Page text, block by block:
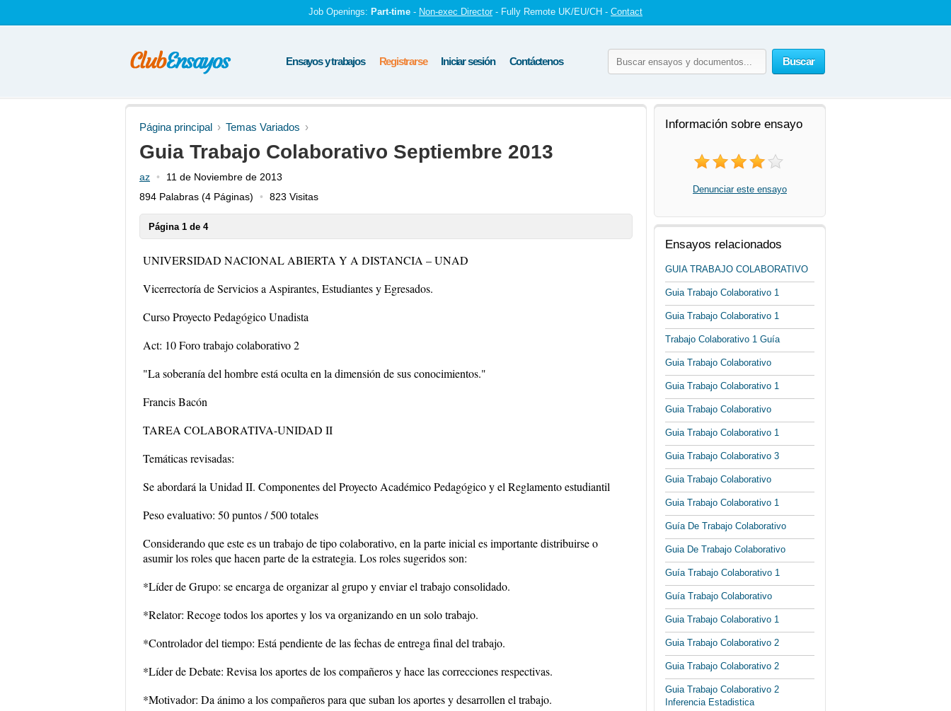
Job Openings: Part-time - Non-exec Director - Fully Remote UK/EU/CH - Contact
Buscar
Ensayos y trabajos Registrarse Iniciar sesión Contáctenos
Página principal Temas Variados
Guia Trabajo Colaborativo Septiembre 2013
az
11 de Noviembre de 2013
894 Palabras (4 Páginas) 823 Visitas
Página 1 de 4
UNIVERSIDAD NACIONAL ABIERTA Y A DISTANCIA – UNAD
Vicerrectoría de Servicios a Aspirantes, Estudiantes y Egresados.
Curso Proyecto Pedagógico Unadista
Act: 10 Foro trabajo colaborativo 2
"La soberanía del hombre está oculta en la dimensión de sus conocimientos."
Francis Bacón
TAREA COLABORATIVA-UNIDAD II
Temáticas revisadas:
Se abordará la Unidad II. Componentes del Proyecto Académico Pedagógico y el Reglamento estudiantil
Peso evaluativo: 50 puntos / 500 totales
Considerando que este es un trabajo de tipo colaborativo, en la parte inicial es importante distribuirse o
asumir los roles que hacen parte de la estrategia. Los roles sugeridos son:
*Líder de Grupo: se encarga de organizar al grupo y enviar el trabajo consolidado.
*Relator: Recoge todos los aportes y los va organizando en un solo trabajo.
*Controlador del tiempo: Está pendiente de las fechas de entrega final del trabajo.
*Líder de Debate: Revisa los aportes de los compañeros y hace las correcciones respectivas.
*Motivador: Da ánimo a los compañeros para que suban los aportes y desarrollen el trabajo.
Información sobre ensayo
Denunciar este ensayo
Ensayos relacionados
GUIA TRABAJO COLABORATIVO
Guia Trabajo Colaborativo 1
Guia Trabajo Colaborativo 1
Trabajo Colaborativo 1 Guía
Guia Trabajo Colaborativo
Guia Trabajo Colaborativo 1
Guia Trabajo Colaborativo
Guia Trabajo Colaborativo 1
Guia Trabajo Colaborativo 3
Guia Trabajo Colaborativo
Guia Trabajo Colaborativo 1
Guía De Trabajo Colaborativo
Guia De Trabajo Colaborativo
Guía Trabajo Colaborativo 1
Guía Trabajo Colaborativo
Guia Trabajo Colaborativo 1
Guia Trabajo Colaborativo 2
Guia Trabajo Colaborativo 2
Guia Trabajo Colaborativo 2
Inferencia Estadistica